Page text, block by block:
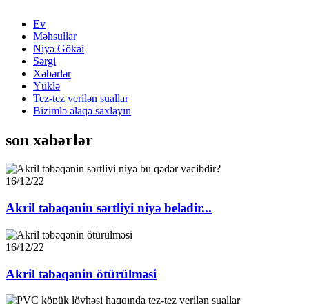
Ev
Məhsullar
Niyə Gökai
Sərgi
Xəbərlər
Yüklə
Tez-tez verilən suallar
Bizimlə əlaqə saxlayın
son xəbərlər
16/12/22
Akril təbəqənin sərtliyi niyə belədir...
16/12/22
Akril təbəqənin ötürülməsi